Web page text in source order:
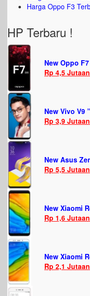
Harga Oppo F3
HP Terbaru !
New Oppo
Rp 4,5 Jutaan
New Vivo V9
Rp 3,9 Jutaan
New Asus
Rp 5,5 Jutaan
New Xiaomi
Rp 1,6 Jutaan
New Xiaomi
Rp 2,1 Jutaan